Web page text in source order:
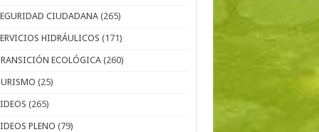
CIUDADANA (265)
HIDRÁULICOS (171)
ECOLÓGICA (260)
(25)
(265)
PLENO (79)